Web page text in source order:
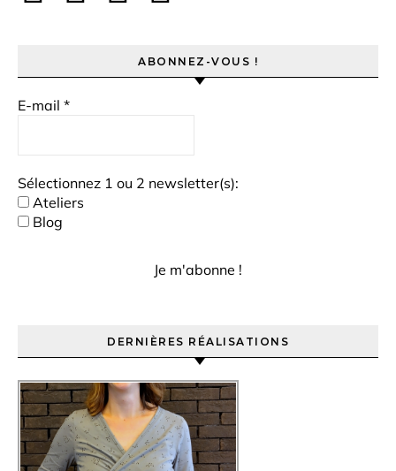
ABONNEZ-VOUS !
E-mail *
Sélectionnez 1 ou 2 newsletter(s):
Ateliers
Blog
DERNIÈRES RÉALISATIONS